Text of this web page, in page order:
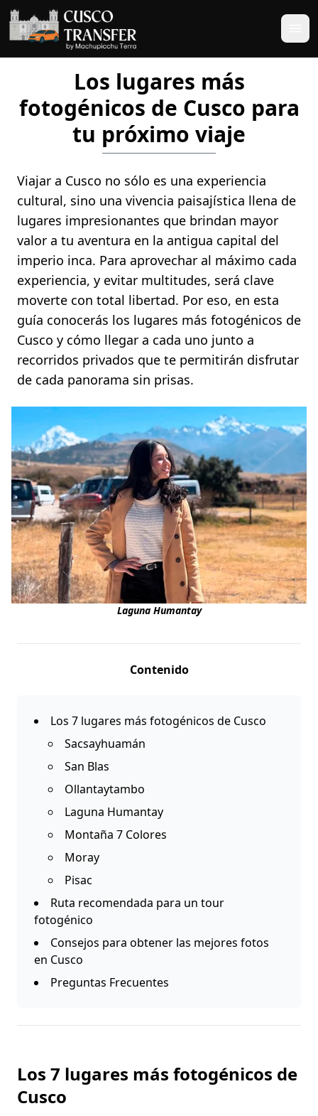
Los lugares más
fotogénicos de Cusco para
tu próximo viaje
Viajar a Cusco no sólo es una experiencia
cultural, sino una vivencia paisajística llena de
lugares impresionantes que brindan mayor
valor a tu aventura en la antigua capital del
imperio inca. Para aprovechar al máximo cada
experiencia, y evitar multitudes, será clave
moverte con total libertad. Por eso, en esta
guía conocerás los lugares más fotogénicos de
Cusco y cómo llegar a cada uno junto a
recorridos privados que te permitirán disfrutar
de cada panorama sin prisas.
Laguna Humantay
Contenido
Los 7 lugares más fotogénicos de Cusco
Sacsayhuamán
San Blas
Ollantaytambo
Laguna Humantay
Montaña 7 Colores
Moray
Pisac
Ruta recomendada para un tour
fotogénico
Consejos para obtener las mejores fotos
en Cusco
Preguntas Frecuentes
Los 7 lugares más fotogénicos de
Cusco